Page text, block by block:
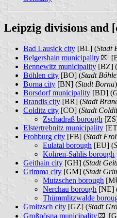
Leipzig divisions and
Bad Lausick city [BL] (Stadt
Belgershain municipality
Bennewitz municipality [BZ] (
Böhlen city [BO] (Stadt
Borna city [BN] (Stadt Borna
Borsdorf municipality [BD] (
Brandis city [BR] (Stadt
Colditz city [CO] (Stadt
Zschadraß borough
Elstertrebnitz municipality
Frohburg city [FB] (Stadt
Eulatal borough [EU] (
Kohren-Sahlis borough
Geithain city [GH] (Stadt
Grimma city [GM] (Stadt
Mutzschen borough
Nerchau borough [NE]
Thümmlitzwalde
Groitzsch city [GZ] (Stadt
Großpösna municipality